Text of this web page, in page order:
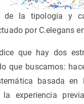
de la tipologia y
por C.elegans
que hay dos
que buscamos:
basada en
la experiencia